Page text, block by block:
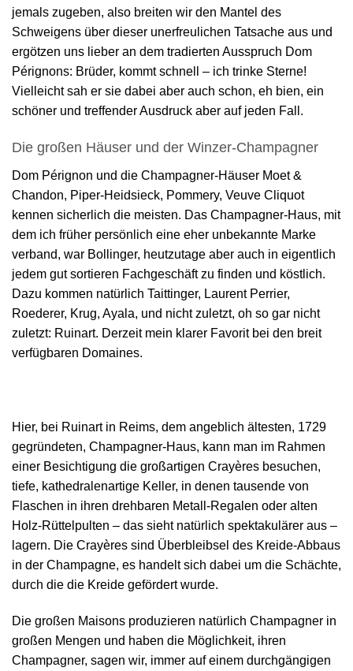
jemals zugeben, also breiten wir den Mantel des
Schweigens über dieser unerfreulichen Tatsache aus und
ergötzen uns lieber an dem tradierten Ausspruch Dom
Pérignons: Brüder, kommt schnell – ich trinke Sterne!
Vielleicht sah er sie dabei aber auch schon, eh bien, ein
schöner und treffender Ausdruck aber auf jeden Fall.
Die großen Häuser und der Winzer-Champagner
Dom Pérignon und die Champagner-Häuser Moet &
Chandon, Piper-Heidsieck, Pommery, Veuve Cliquot
kennen sicherlich die meisten. Das Champagner-Haus, mit
dem ich früher persönlich eine eher unbekannte Marke
verband, war Bollinger, heutzutage aber auch in eigentlich
jedem gut sortieren Fachgeschäft zu finden und köstlich.
Dazu kommen natürlich Taittinger, Laurent Perrier,
Roederer, Krug, Ayala, und nicht zuletzt, oh so gar nicht
zuletzt: Ruinart. Derzeit mein klarer Favorit bei den breit
verfügbaren Domaines.
Hier, bei Ruinart in Reims, dem angeblich ältesten, 1729
gegründeten, Champagner-Haus, kann man im Rahmen
einer Besichtigung die großartigen Crayères besuchen,
tiefe, kathedralenartige Keller, in denen tausende von
Flaschen in ihren drehbaren Metall-Regalen oder alten
Holz-Rüttelpulten – das sieht natürlich spektakulärer aus –
lagern. Die Crayères sind Überbleibsel des Kreide-Abbaus
in der Champagne, es handelt sich dabei um die Schächte,
durch die die Kreide gefördert wurde.
Die großen Maisons produzieren natürlich Champagner in
großen Mengen und haben die Möglichkeit, ihren
Champagner, sagen wir, immer auf einem durchgängigen